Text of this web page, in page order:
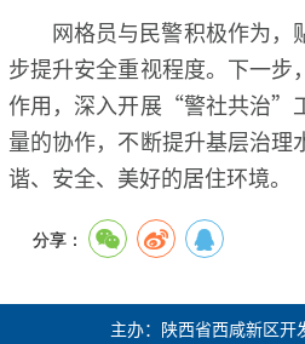
网格员与民警积极作为，
步提升安全重视程度。下一步
作用，深入开展“警社共治”
量的协作，不断提升基层治理
谐、安全、美好的居住环境。
分享：
主办：陕西省西咸新区开